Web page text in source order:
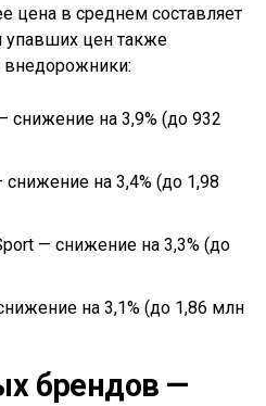
цена в среднем составляет
упавших цен также
внедорожники:
снижение на 3,9% (до 932
снижение на 3,4% (до 1,98
— снижение на 3,3% (до
на 3,1% (до 1,86 млн
брендов —